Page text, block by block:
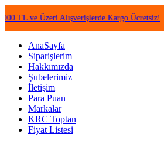
Üzeri Alışverişlerde Kargo Ücretsiz! •
AnaSayfa
Siparişlerim
Hakkımızda
Şubelerimiz
İletişim
Para Puan
Markalar
KRC Toptan
Fiyat Listesi